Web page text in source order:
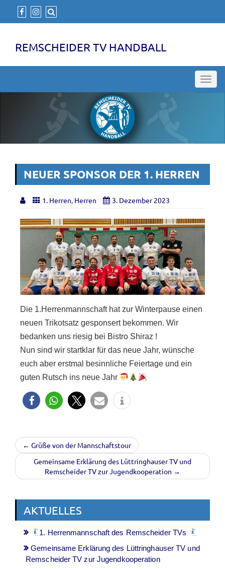
REMSCHEIDER TV HANDBALL
NEUER SPONSOR DER 1. HERREN
1. Herren, Herren 3. Dezember 2023
Die 1.Herrenmannschaft hat zur Winterpause einen
neuen Trikotsatz gesponsert bekommen. Wir
bedanken uns riesig bei Bistro Shiraz !
Nun sind wir startklar für das neue Jahr, wünsche
euch aber erstmal besinnliche Feiertage und ein
guten Rutsch ins neue Jahr
← Grüße von der Mannschaftstour
Gemeinsame Erklärung des Lüttringhauser TV und
Remscheider TV zur Jugendkooperation →
AKTUELLES
1. Herrenmannschaft des Remscheider TVs
Gemeinsame Erklärung des Lüttringhauser TV und
Remscheider TV zur Jugendkooperation